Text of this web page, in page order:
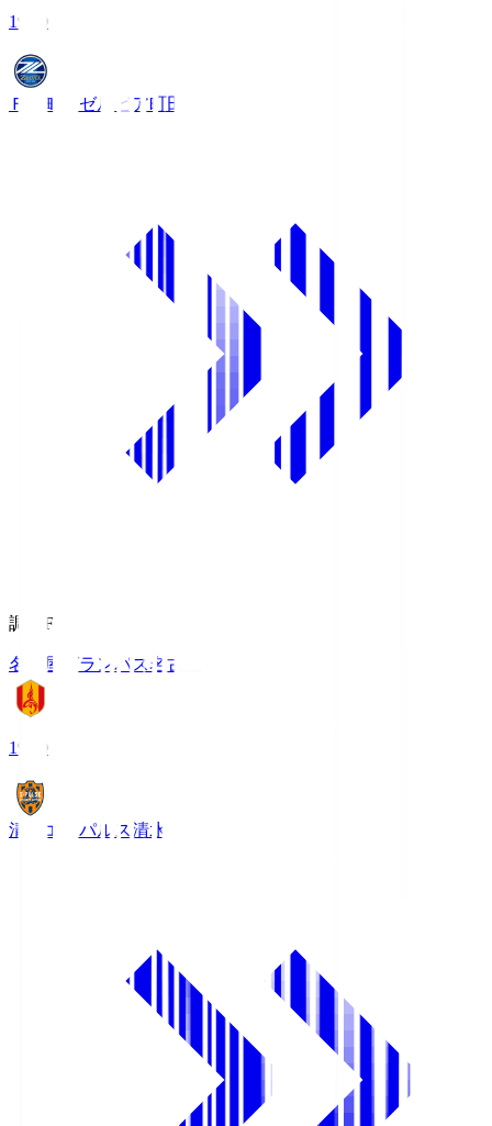
19:00
ＦＣ町田ゼルビア町田
調布FM
名古屋グランパス名古屋
19:00
清水エスパルス 清水